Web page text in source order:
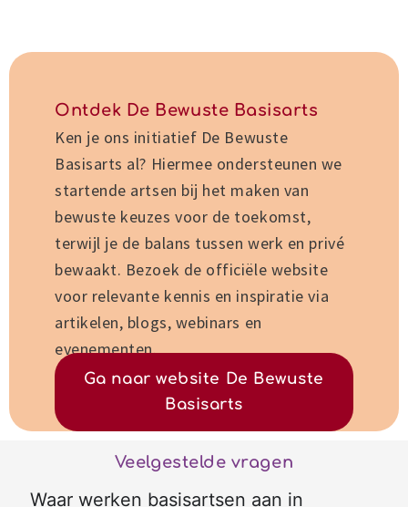
Ontdek De Bewuste Basisarts
Ken je ons initiatief De Bewuste
Basisarts al? Hiermee ondersteunen we
startende artsen bij het maken van
bewuste keuzes voor de toekomst,
terwijl je de balans tussen werk en privé
bewaakt. Bezoek de officiële website
voor relevante kennis en inspiratie via
artikelen, blogs, webinars en
evenementen.
Ga naar website De Bewuste
Basisarts
Veelgestelde vragen
Waar werken basisartsen aan in